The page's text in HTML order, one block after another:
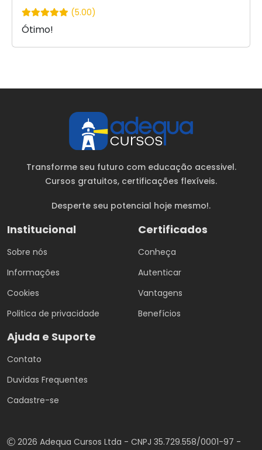
(5.00)
Ótimo!
Transforme seu futuro com educação acessivel.
Cursos gratuitos, certificações flexíveis.
Desperte seu potencial hoje mesmo!.
Institucional
Sobre nós
Informações
Cookies
Politica de privacidade
Certificados
Conheça
Autenticar
Vantagens
Benefícios
Ajuda e Suporte
Contato
Duvidas Frequentes
Cadastre-se
2026 Adequa Cursos Ltda - CNPJ 35.729.558/0001-97 -